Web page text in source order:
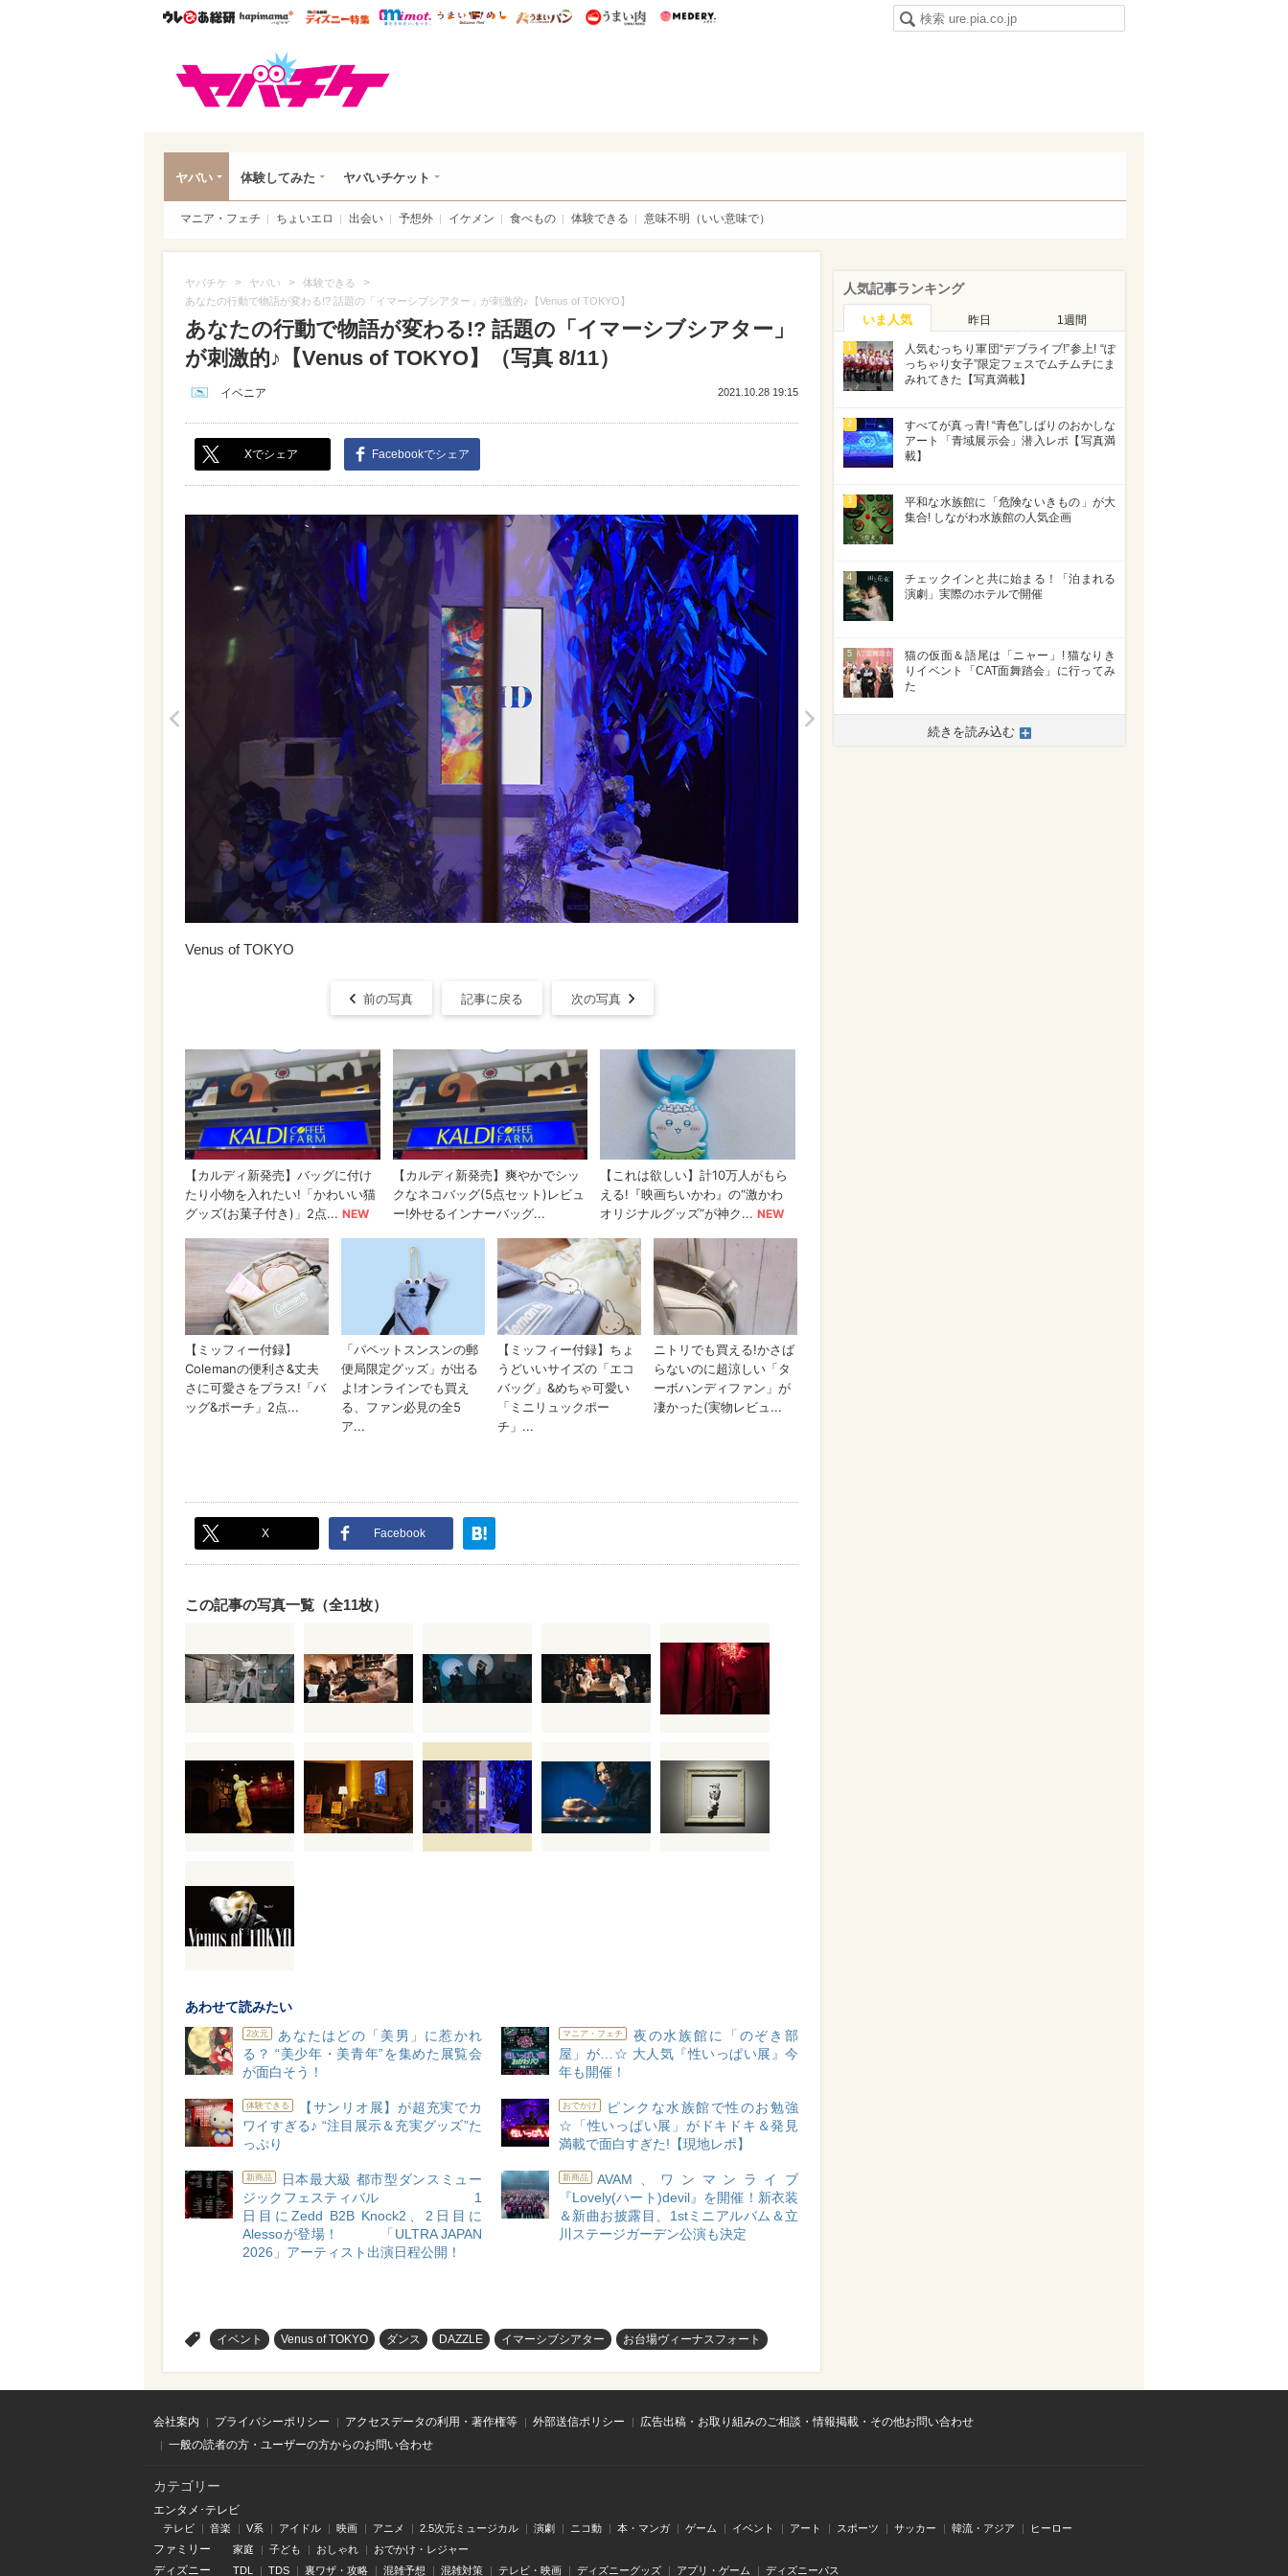
ウレぴあ総研ハピママ* ウレぴあ総研 ディズニー特集
mimot. うまいめし うまいパン うまい肉
ヤバい 体験してみた ヤバいチケット
マニア・フェチ ちょいエロ 出会い 予想外 イケメン 食べもの 体験できる 意味不明（いい意味で）
ヤバチケ > ヤバい > 体験できる >
あなたの行動で物語が変わる!? 話題の「イマーシブシアター」が刺激的♪【Venus of TOKYO】
あなたの行動で物語が変わる!? 話題の「イマーシブシアター」
が刺激的♪【Venus of TOKYO】（写真 8/11）
イベニア 2021.10.28 19:15
Xでシェア Facebookでシェア
>
Venus of TOKYO
前の写真 記事に戻る 次の写真
X Facebook
この記事の写真一覧（全11枚）
あわせて読みたい
2次元
あなたはどの「美男」に惹かれ
る？ “美少年・美青年”を集めた展覧会
が面白そう！
マニア・フェチ
夜の水族館に「のぞき部
屋」が…☆ 大人気『性いっぱい展』今
年も開催！
体験できる
【サンリオ展】が超充実でカ
ワイすぎる♪ “注目展示＆充実グッズ”た
っぷり
おでかけ
ピンクな水族館で性のお勉強
☆「性いっぱい展」がドキドキ＆発見
満載で面白すぎた!【現地レポ】
新商品
日本最大級 都市型ダンスミュー
ジックフェスティバル 1
日目にZedd B2B Knock2、2日目に
Alessoが登場！ 「ULTRA JAPAN
2026」アーティスト出演日程公開！
新商品
AVAM、ワンマンライブ
『Lovely(ハート)devil』を開催！新衣装
＆新曲お披露目、1stミニアルバム＆立
川ステージガーデン公演も決定
イベント Venus of TOKYO ダンス DAZZLE イマーシブシアター お台場ヴィーナスフォート
人気記事ランキング
いま人気 昨日 1週間
1
人気むっちり軍団“デブライブ!”参上! “ぽ
っちゃり女子”限定フェスでムチムチにま
みれてきた【写真満載】
2
すべてが真っ青! “青色”しばりのおかしな
アート「青域展示会」潜入レポ【写真満
載】
3
平和な水族館に「危険ないきもの」が大
集合! しながわ水族館の人気企画
4
チェックインと共に始まる！「泊まれる
演劇」実際のホテルで開催
5
猫の仮面＆語尾は「ニャー」! 猫なりき
りイベント「CAT面舞踏会」に行ってみ
た
続きを読み込む
会社案内 プライバシーポリシー アクセスデータの利用・著作権等 外部送信ポリシー
広告出稿・お取り組みのご相談・情報掲載・その他お問い合わせ
一般の読者の方・ユーザーの方からのお問い合わせ
カテゴリー
エンタメ･テレビ
テレビ 音楽 V系 アイドル 映画 アニメ 2.5次元ミュージカル 演劇 ニコ動 本・マンガ ゲーム イベント アート スポーツ サッカー 韓流・アジア ヒーロー
ファミリー 家庭 子ども おしゃれ おでかけ・レジャー
ディズニー TDL TDS 裏ワザ・攻略 混雑予想 混雑対策 テレビ・映画 ディズニーグッズ アプリ・ゲーム ディズニーパス